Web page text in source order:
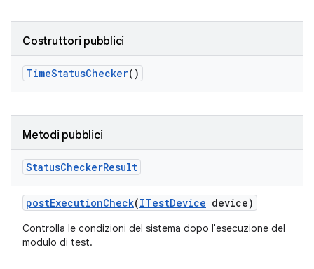
Costruttori pubblici
TimeStatusChecker()
Metodi pubblici
StatusCheckerResult
postExecutionCheck(ITestDevice device)
Controlla le condizioni del sistema dopo l'esecuzione del
modulo di test.